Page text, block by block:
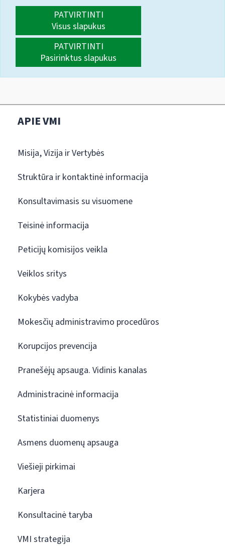
PATVIRTINTI
Visus slapukus
PATVIRTINTI
Pasirinktus slapukus
APIE VMI
Misija, Vizija ir Vertybės
Struktūra ir kontaktinė informacija
Konsultavimasis su visuomene
Teisinė informacija
Peticijų komisijos veikla
Veiklos sritys
Kokybės vadyba
Mokesčių administravimo procedūros
Korupcijos prevencija
Pranešėjų apsauga. Vidinis kanalas
Administracinė informacija
Statistiniai duomenys
Asmens duomenų apsauga
Viešieji pirkimai
Karjera
Konsultacinė taryba
VMI strategija